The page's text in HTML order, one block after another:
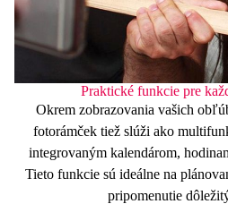
Praktické funkcie pre
Okrem zobrazovania vašich
fotorámček tiež slúži ako
integrovaným kalendárom,
Tieto funkcie sú ideálne na
pripomenutie